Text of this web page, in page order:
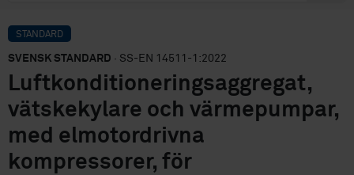
STANDARD
SVENSK STANDARD · SS-EN 14511-1:2022
Luftkonditioneringsaggregat,
vätskekylare och värmepumpar,
med elmotordrivna
kompressorer, för